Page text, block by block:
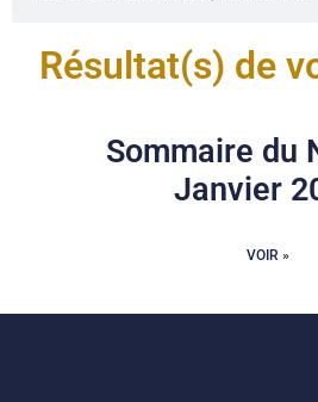
Résultat(s) de
Sommaire du
Janvier
VOIR »